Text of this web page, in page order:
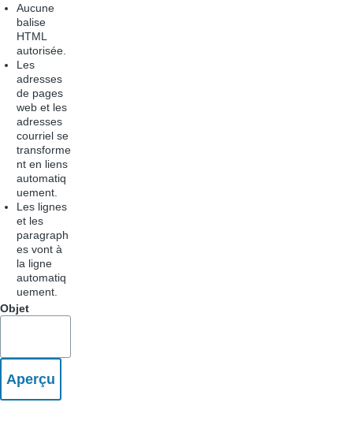
Aucune
balise
HTML
autorisée.
Les
adresses
de pages
web et les
adresses
courriel se
transforme
nt en liens
automatiq
uement.
Les lignes
et les
paragraph
es vont à
la ligne
automatiq
uement.
Objet